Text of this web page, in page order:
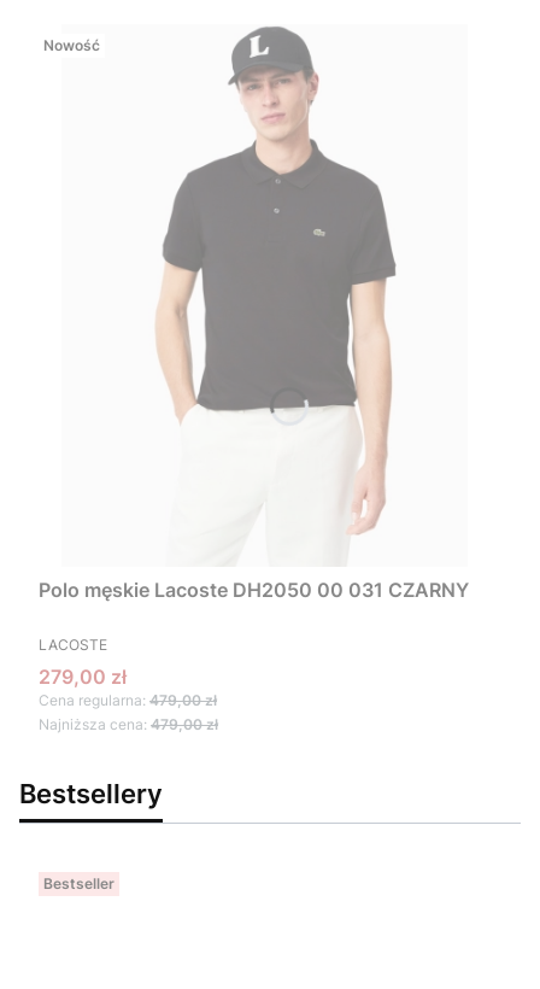
Nowość
Polo męskie Lacoste DH2050 00 031 CZARNY
PRODUCENT
LACOSTE
Cena promocyjna
279,00 zł
Cena regularna: 479,00 zł
Najniższa cena: 479,00 zł
Bestsellery
Bestseller